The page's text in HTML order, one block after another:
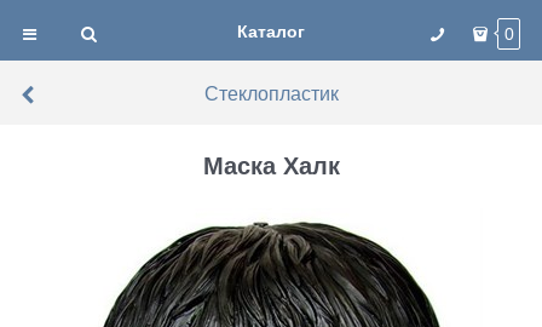
Каталог 0
Стеклопластик
Маска Халк